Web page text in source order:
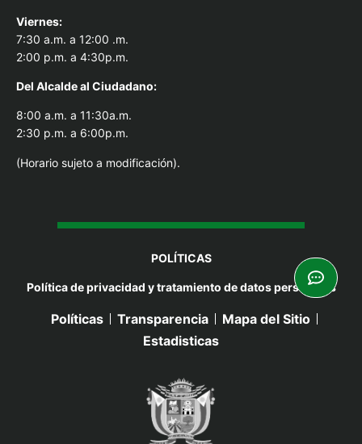
Viernes:
7:30 a.m. a 12:00 .m.
2:00 p.m. a 4:30p.m.
Del Alcalde al Ciudadano:
8:00 a.m. a 11:30a.m.
2:30 p.m. a 6:00p.m.
(Horario sujeto a modificación).
POLÍTICAS
Política de privacidad y tratamiento de datos personales
Políticas Transparencia
Mapa del Sitio
Estadisticas